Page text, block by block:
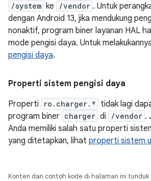
/system ke /vendor . Untuk
dengan Android 13, jika mendukung
nonaktif, program biner layanan HAL
mode pengisi daya. Untuk
pengisi daya.
Properti sistem pengisi daya
Properti
ro.charger.* tidak lagi
program biner charger di /vendor .
Anda memiliki salah satu properti
yang ditetapkan, lihat properti sistem
Konten dan contoh kode di halaman ini tunduk